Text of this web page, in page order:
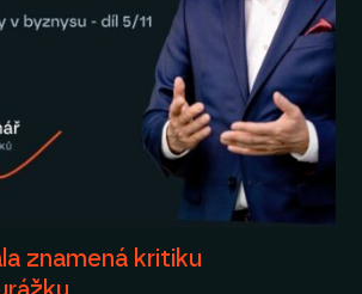
znamená kritiku